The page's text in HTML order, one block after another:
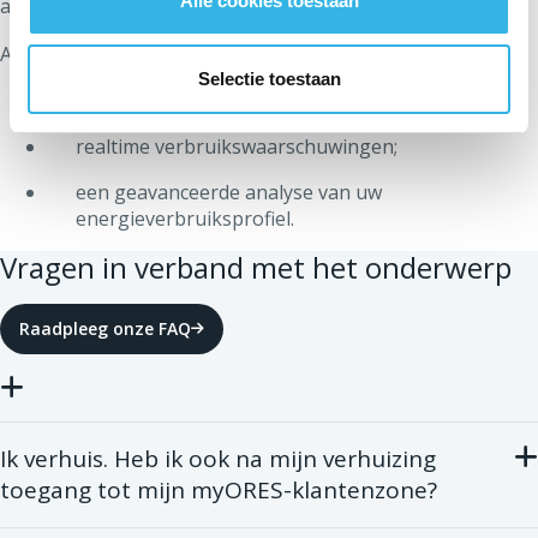
Selectie toestaan
account aanmaken.
Als u een slimme meter heeft, heeft u toegang tot:
realtime verbruikswaarschuwingen;
een geavanceerde analyse van uw
energieverbruiksprofiel.
Vragen in verband met het onderwerp
Raadpleeg onze FAQ
Ik verhuis. Heb ik ook na mijn verhuizing
toegang tot mijn myORES-klantenzone?